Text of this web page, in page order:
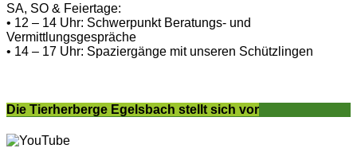
SA, SO & Feiertage:
• 12 – 14 Uhr: Schwerpunkt Beratungs- und
Vermittlungsgespräche
• 14 – 17 Uhr: Spaziergänge mit unseren Schützlingen
Die Tierherberge Egelsbach stellt sich vor